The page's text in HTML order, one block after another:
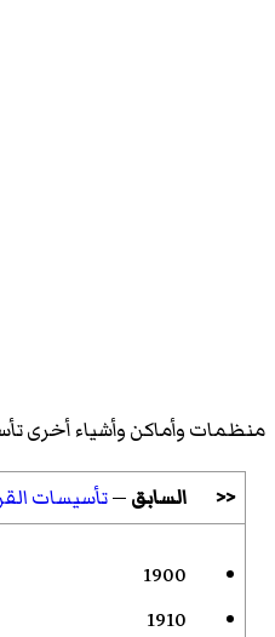
منظمات وأماكن وأشياء أخرى
<< السابق—تأسيسات
1900
1910